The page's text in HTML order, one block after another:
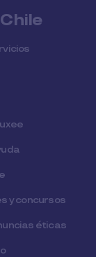
y concursos
éticas